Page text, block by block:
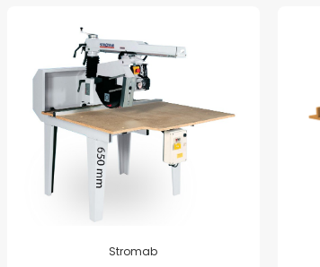
Stromab